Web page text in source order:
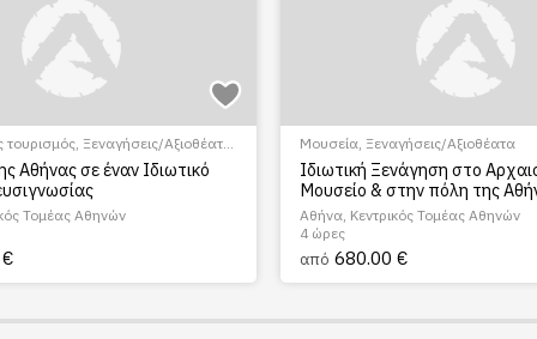
τουρισμός, Ξεναγήσεις/Αξιοθέατα
Αθήνας σε έναν Ιδιωτικό
Τομέας Αθηνών
Μουσεία, Ξεναγήσεις/Αξιοθέατα
Ιδιωτική Ξενάγηση στο
Μουσείο & στην πόλη της
Αθήνα, Κεντρικός Τομέας Αθηνών
4 ώρες
από 680.00 €